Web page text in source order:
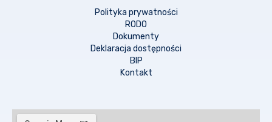
Polityka prywatności
RODO
Dokumenty
Deklaracja dostępności
BIP
Kontakt